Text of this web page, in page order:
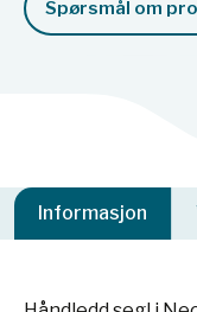
Spørsmål om
Informasjon